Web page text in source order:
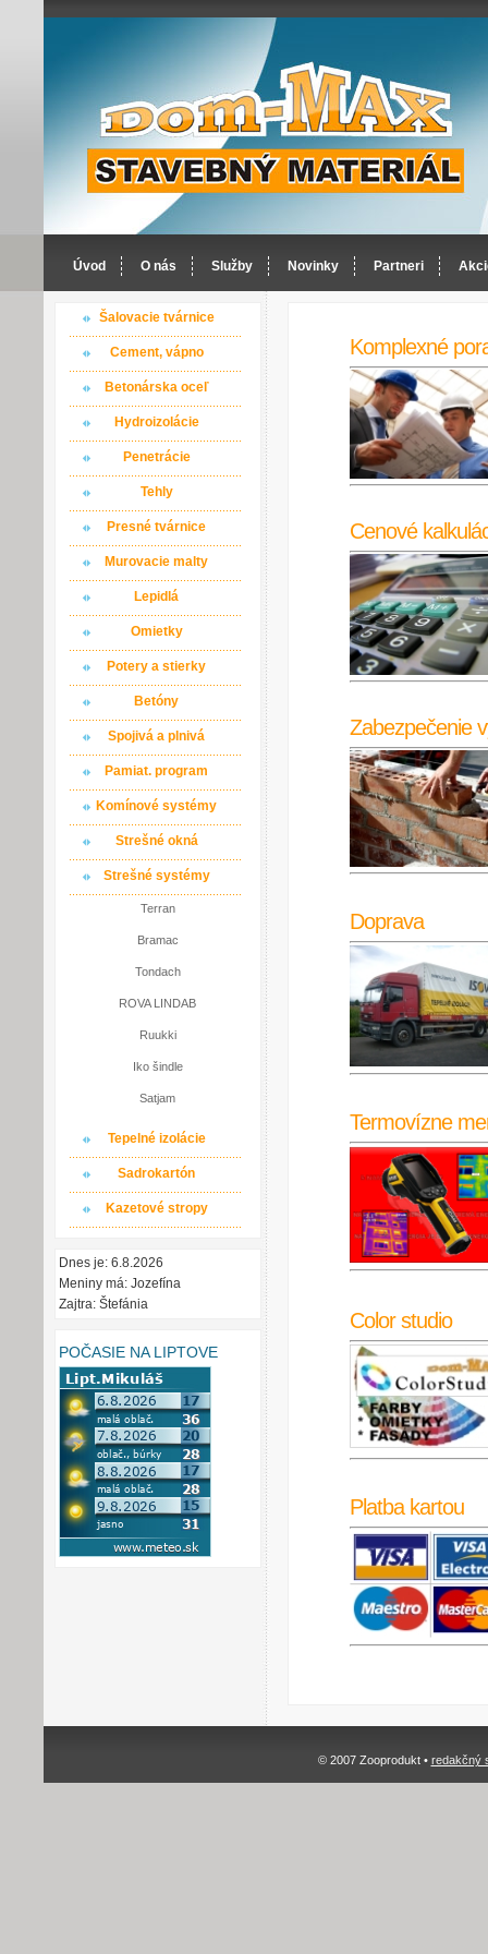
Úvod O nás Služby Novinky Partneri
Šalovacie tvárnice
Cement, vápno
Betonárska oceľ
Hydroizolácie
Penetrácie
Tehly
Presné tvárnice
Murovacie malty
Lepidlá
Omietky
Potery a stierky
Betóny
Spojivá a plnivá
Pamiat. program
Komínové systémy
Strešné okná
Strešné systémy
Terran
Bramac
Tondach
ROVA LINDAB
Ruukki
Iko šindle
Satjam
Tepelné izolácie
Sadrokartón
Kazetové stropy
Dnes je: 6.8.2026
Meniny má: Jozefína
Zajtra: Štefánia
POČASIE NA LIPTOVE
Komplexné
Cenové
Zabezpečenie
Doprava
Termovízne
Color studio
Platba kartou
© 2007 Zooprodukt • redakčný